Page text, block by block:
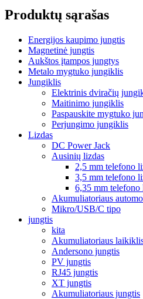
Produktų sąrašas
Energijos kaupimo jungtis
Magnetinė jungtis
Aukštos įtampos jungtys
Metalo mygtuko jungiklis
Jungiklis
Elektrinis dviračių
Maitinimo jungiklis
Paspauskite mygtuko
Perjungimo jungiklis
Lizdas
DC Power Jack
Ausinių lizdas
2,5 mm telefono
3,5 mm telefono
6,35 mm telefono
Akumuliatoriaus
Mikro/USB/C tipo
jungtis
kita
Akumuliatoriaus
Andersono jungtis
PV jungtis
RJ45 jungtis
XT jungtis
Akumuliatoriaus jungtis